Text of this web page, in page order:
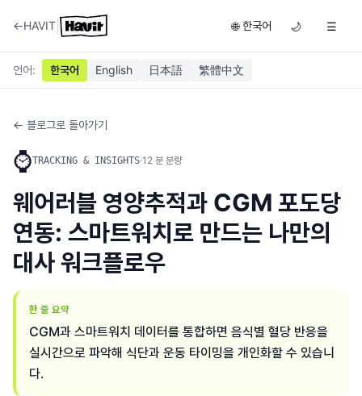
←HAVIT 🌐 한국어 🌙 ☰
언어: 한국어 English 日本語 繁體中文
← 블로그로 돌아가기
⌚TRACKING & INSIGHTS·12 분 분량
웨어러블 영양추적과 CGM 포도당
연동: 스마트워치로 만드는 나만의
대사 워크플로우
한 줄 요약
CGM과 스마트워치 데이터를 통합하면 음식별 혈당 반응을
실시간으로 파악해 식단과 운동 타이밍을 개인화할 수 있습니
다.